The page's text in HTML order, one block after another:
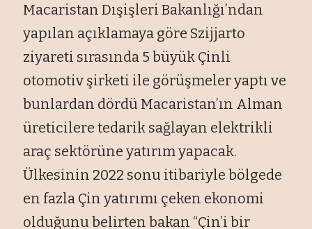
Macaristan Dışişleri Bakanlığı’ndan
yapılan açıklamaya göre Szijjarto
ziyareti sırasında 5 büyük Çinli
otomotiv şirketi ile görüşmeler yaptı ve
bunlardan dördü Macaristan’ın Alman
üreticilere tedarik sağlayan elektrikli
araç sektörüne yatırım yapacak.
Ülkesinin 2022 sonu itibariyle bölgede
en fazla Çin yatırımı çeken ekonomi
olduğunu belirten bakan “Çin’i bir